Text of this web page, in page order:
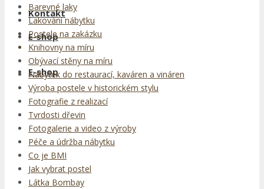
E-shop
Kontakt
E-shop
Barevné laky
Lakování nábytku
Postele na zakázku
Knihovny na míru
Obývací stěny na míru
Nábytek do restaurací, kaváren a vináren
Výroba postele v historickém stylu
Fotografie z realizací
Tvrdosti dřevin
Fotogalerie a video z výroby
Péče a údržba nábytku
Co je BMI
Jak vybrat postel
Látka Bombay